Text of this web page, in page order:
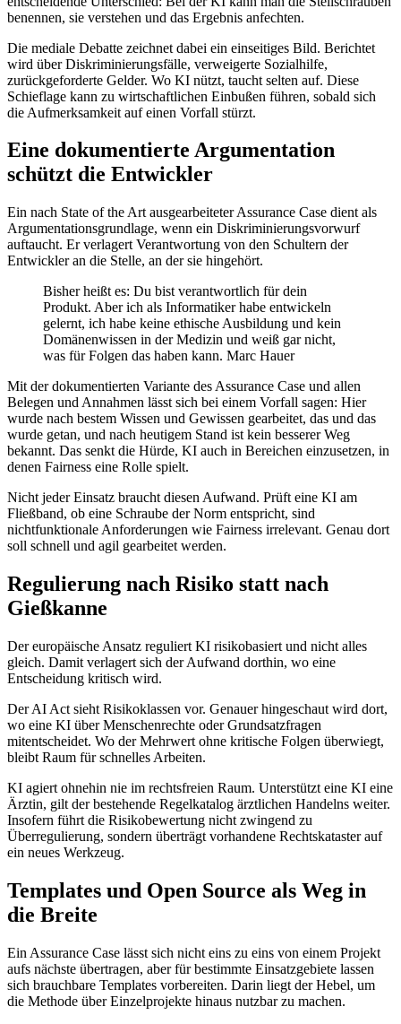
benennen, sie verstehen und das Ergebnis anfechten.
Die mediale Debatte zeichnet dabei ein einseitiges Bild. Berichtet
wird über Diskriminierungsfälle, verweigerte Sozialhilfe,
zurückgeforderte Gelder. Wo KI nützt, taucht selten auf. Diese
Schieflage kann zu wirtschaftlichen Einbußen führen, sobald sich
die Aufmerksamkeit auf einen Vorfall stürzt.
Eine dokumentierte Argumentation
schützt die Entwickler
Ein nach State of the Art ausgearbeiteter Assurance Case dient als
Argumentationsgrundlage, wenn ein Diskriminierungsvorwurf
auftaucht. Er verlagert Verantwortung von den Schultern der
Entwickler an die Stelle, an der sie hingehört.
Bisher heißt es: Du bist verantwortlich für dein
Produkt. Aber ich als Informatiker habe entwickeln
gelernt, ich habe keine ethische Ausbildung und kein
Domänenwissen in der Medizin und weiß gar nicht,
was für Folgen das haben kann. Marc Hauer
Mit der dokumentierten Variante des Assurance Case und allen
Belegen und Annahmen lässt sich bei einem Vorfall sagen: Hier
wurde nach bestem Wissen und Gewissen gearbeitet, das und das
wurde getan, und nach heutigem Stand ist kein besserer Weg
bekannt. Das senkt die Hürde, KI auch in Bereichen einzusetzen, in
denen Fairness eine Rolle spielt.
Nicht jeder Einsatz braucht diesen Aufwand. Prüft eine KI am
Fließband, ob eine Schraube der Norm entspricht, sind
nichtfunktionale Anforderungen wie Fairness irrelevant. Genau dort
soll schnell und agil gearbeitet werden.
Regulierung nach Risiko statt nach
Gießkanne
Der europäische Ansatz reguliert KI risikobasiert und nicht alles
gleich. Damit verlagert sich der Aufwand dorthin, wo eine
Entscheidung kritisch wird.
Der AI Act sieht Risikoklassen vor. Genauer hingeschaut wird dort,
wo eine KI über Menschenrechte oder Grundsatzfragen
mitentscheidet. Wo der Mehrwert ohne kritische Folgen überwiegt,
bleibt Raum für schnelles Arbeiten.
KI agiert ohnehin nie im rechtsfreien Raum. Unterstützt eine KI eine
Ärztin, gilt der bestehende Regelkatalog ärztlichen Handelns weiter.
Insofern führt die Risikobewertung nicht zwingend zu
Überregulierung, sondern überträgt vorhandene Rechtskataster auf
ein neues Werkzeug.
Templates und Open Source als Weg in
die Breite
Ein Assurance Case lässt sich nicht eins zu eins von einem Projekt
aufs nächste übertragen, aber für bestimmte Einsatzgebiete lassen
sich brauchbare Templates vorbereiten. Darin liegt der Hebel, um
die Methode über Einzelprojekte hinaus nutzbar zu machen.